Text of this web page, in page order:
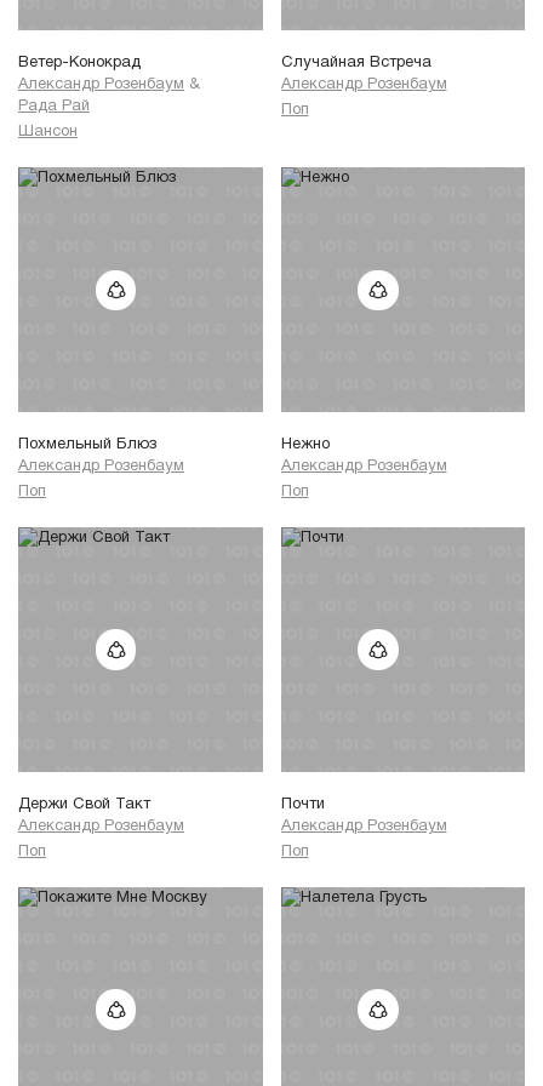
он падает вниз.
Спрячься, молю,
Белая ночь,
ты усни в груди у меня.
Крова ищет
Белой ночью
всё обнажено до нервов -
Ветер-Конокрад
Александр Розенбаум &
Рада Рай
Шансон
Случайная Встреча
Александр Розенбаум
Поп
Похмельный Блюз
Александр Розенбаум
Поп
Нежно
Александр Розенбаум
Поп
Держи Свой Такт
Александр Розенбаум
Поп
Почти
Александр Розенбаум
Поп